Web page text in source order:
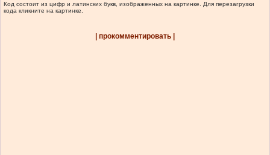
Код состоит из цифр и латинских букв, изображенных на картинке. Для перезагрузки
кода кликните на картинке.
| прокомментировать |